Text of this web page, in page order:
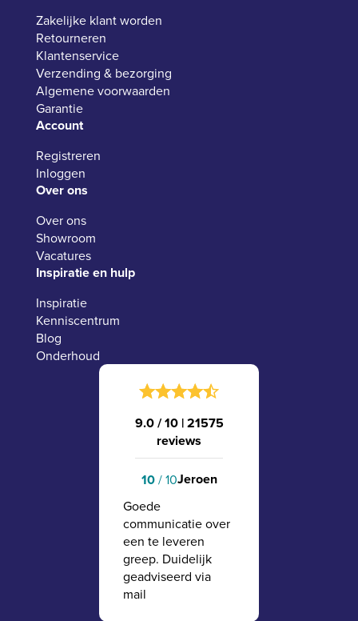
Zakelijke klant worden
Retourneren
Klantenservice
Verzending & bezorging
Algemene voorwaarden
Garantie
Account
Registreren
Inloggen
Over ons
Over ons
Showroom
Vacatures
Inspiratie en hulp
Inspiratie
Kenniscentrum
Blog
Onderhoud
9.0 / 10 |21575
reviews
10/ 10Jeroen
Goede
communicatie over
een te leveren
greep. Duidelijk
geadviseerd via
mail